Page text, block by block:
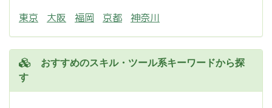
東京 大阪 福岡 京都 神奈川
おすすめのスキル・ツール系キーワードから探
す